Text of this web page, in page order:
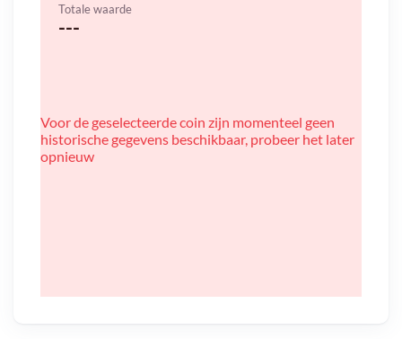
Totale waarde
---
Voor de geselecteerde coin zijn momenteel geen
historische gegevens beschikbaar, probeer het later
opnieuw